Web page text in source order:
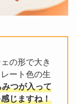
の形で大き
ート色の生
みつが入って
じますね！